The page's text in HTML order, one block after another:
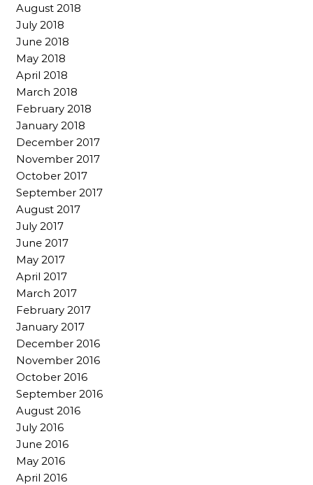
August 2018
July 2018
June 2018
May 2018
April 2018
March 2018
February 2018
January 2018
December 2017
November 2017
October 2017
September 2017
August 2017
July 2017
June 2017
May 2017
April 2017
March 2017
February 2017
January 2017
December 2016
November 2016
October 2016
September 2016
August 2016
July 2016
June 2016
May 2016
April 2016